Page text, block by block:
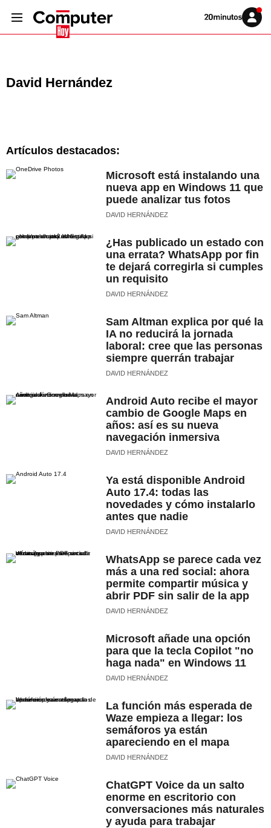
Volver
Iniciar
sesión
David Hernández
Artículos destacados:
Microsoft está instalando una
nueva app en Windows 11 que
puede analizar tus fotos
DAVID HERNÁNDEZ
¿Has publicado un estado con
una errata? WhatsApp por fin
te dejará corregirla si cumples
un requisito
DAVID HERNÁNDEZ
Sam Altman explica por qué la
IA no reducirá la jornada
laboral: cree que las personas
siempre querrán trabajar
DAVID HERNÁNDEZ
Android Auto recibe el mayor
cambio de Google Maps en
años: así es su nueva
navegación inmersiva
DAVID HERNÁNDEZ
Ya está disponible Android
Auto 17.4: todas las
novedades y cómo instalarlo
antes que nadie
DAVID HERNÁNDEZ
WhatsApp se parece cada vez
más a una red social: ahora
permite compartir música y
abrir PDF sin salir de la app
DAVID HERNÁNDEZ
Microsoft añade una opción
para que la tecla Copilot "no
haga nada" en Windows 11
DAVID HERNÁNDEZ
La función más esperada de
Waze empieza a llegar: los
semáforos ya están
apareciendo en el mapa
DAVID HERNÁNDEZ
ChatGPT Voice da un salto
enorme en escritorio con
conversaciones más naturales
y ayuda para trabajar